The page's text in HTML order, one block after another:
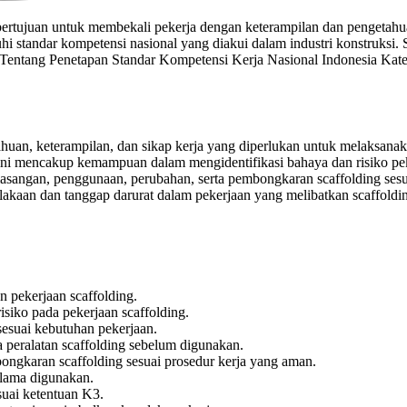
untuk membekali pekerja dengan keterampilan dan
standar kompetensi nasional yang diakui dalam industri
Penetapan Standar Kompetensi Kerja Nasional Indonesia
keterampilan, dan sikap kerja yang diperlukan untuk
mencakup kemampuan dalam mengidentifikasi bahaya dan risiko
penggunaan, perubahan, serta pembongkaran scaffolding
dan tanggap darurat dalam pekerjaan yang melibatkan
pekerjaan scaffolding.
pada pekerjaan scaffolding.
kebutuhan pekerjaan.
scaffolding sebelum digunakan.
scaffolding sesuai prosedur kerja yang aman.
digunakan.
ketentuan K3.